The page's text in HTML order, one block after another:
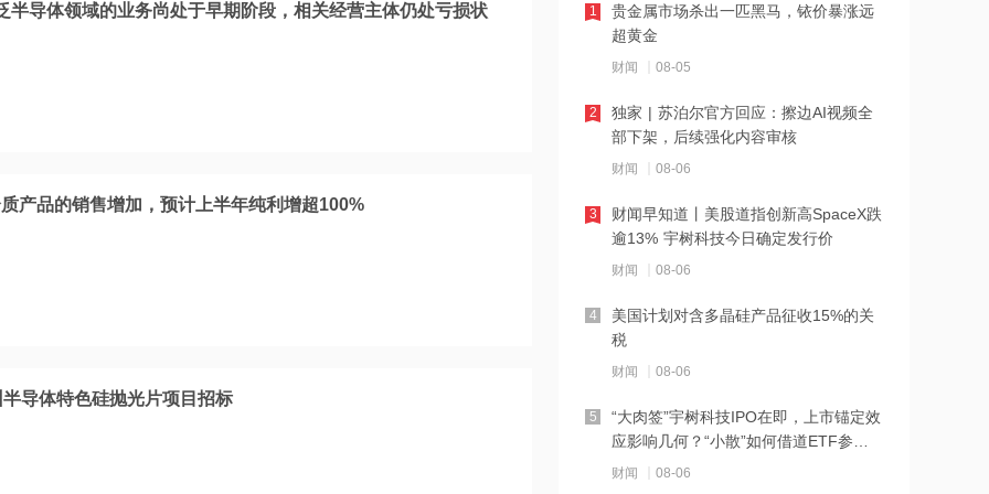
半导体领域的业务尚处于早期阶段，相关经营主体仍处亏损状
产品的销售增加，预计上半年纯利增超100%
导体特色硅抛光片项目招标
08:22
摩根大通CEO：杠杆规模创历史新高，
08:21
上半年规模以上工业中小企业增加值同
08:19
依顿电子：拟投资29.79亿元建设高端印
08:19
台积电积压苹果芯片、五粮液涨价、外
08:19
华民股份与华川半导体签署战略合作协
贵金属市场杀出一匹黑马，铱价暴涨远
超黄金
财闻 08-05
1
独家 | 苏泊尔官方回应：擦边AI视频全
部下架，后续强化内容审核
财闻 08-06
2
财闻早知道丨美股道指创新高SpaceX跌
逾13% 宇树科技今日确定发行价
财闻 08-06
3
美国计划对含多晶硅产品征收15%的关
税
财闻 08-06
4
“大肉签”宇树科技IPO在即，上市锚定效
应影响几何？“小散”如何借道ETF参
与？
财闻 08-06
5